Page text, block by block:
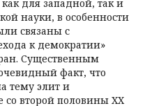
для западной, так и
науки, в особенности
связаны с
к демократии»
Существенным
очевидный факт, что
тему элит и
со второй половины ХХ